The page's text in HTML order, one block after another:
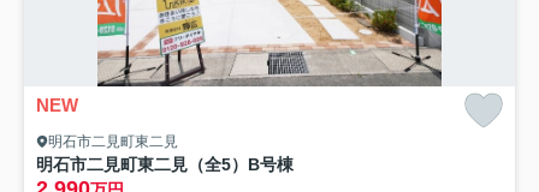
NEW
明石市二見町東二見
明石市二見町東二見（全5）B号棟